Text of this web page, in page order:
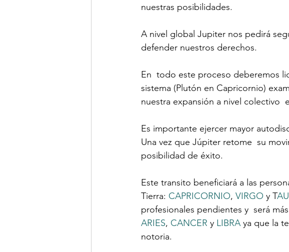
nuestras posibilidades.
A nivel global Jupiter nos pedirá
defender nuestros derechos.
En  todo este proceso deberemos
sistema (Plutón en Capricornio)
nuestra expansión a nivel colectivo
Es importante ejercer mayor
Una vez que Júpiter retome  su
posibilidad de éxito.
Este transito beneficiará a las
Tierra: CAPRICORNIO, VIRGO y T
profesionales pendientes y  será
ARIES, CANCER y LIBRA ya que la
notoria.